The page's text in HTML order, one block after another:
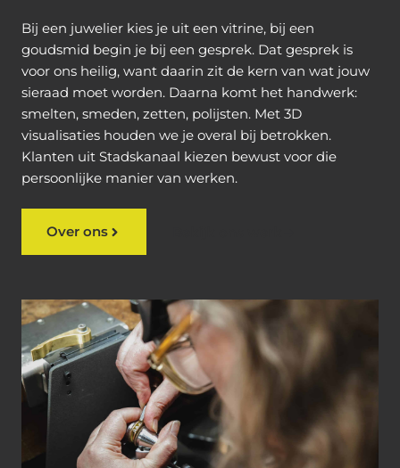
Bij een juwelier kies je uit een vitrine, bij een
goudsmid begin je bij een gesprek. Dat gesprek is
voor ons heilig, want daarin zit de kern van wat jouw
sieraad moet worden. Daarna komt het handwerk:
smelten, smeden, zetten, polijsten. Met 3D
visualisaties houden we je overal bij betrokken.
Klanten uit Stadskanaal kiezen bewust voor die
persoonlijke manier van werken.
Over ons